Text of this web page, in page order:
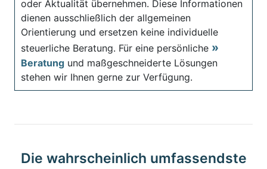
oder Aktualität übernehmen. Diese Informationen
dienen ausschließlich der allgemeinen
Orientierung und ersetzen keine individuelle
steuerliche Beratung. Für eine persönliche
Beratung und maßgeschneiderte Lösungen
stehen wir Ihnen gerne zur Verfügung.
Die wahrscheinlich umfassendste